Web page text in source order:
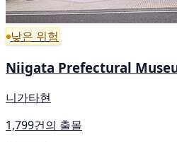
낮은 위험
Niigata Prefectural
니가타현
1,799건의 출몰